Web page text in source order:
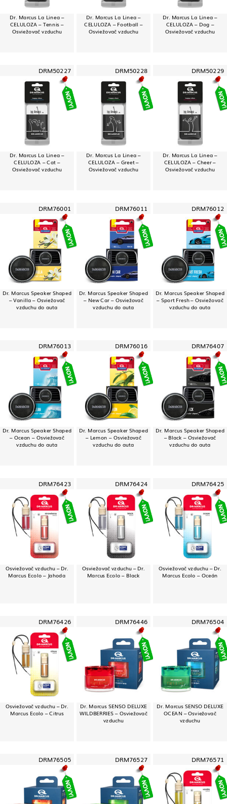
Dr. Marcus La Linea –
CELULOZA – Tennis –
Osviežovač vzduchu
Dr. Marcus La Linea –
CELULOZA – Football –
Osviežovač vzduchu
Dr. Marcus La Linea –
CELULOZA – Dog –
Osviežovač vzduchu
DRM50227
Dr. Marcus La Linea –
CELULOZA – Cat –
Osviežovač vzduchu
DRM50228
Dr. Marcus La Linea –
CELULOZA – Greet –
Osviežovač vzduchu
DRM50229
Dr. Marcus La Linea –
CELULOZA – Cheer –
Osviežovač vzduchu
DRM76001
Dr. Marcus Speaker Shaped
– Vanilla – Osviežovač
vzduchu do auta
DRM76011
Dr. Marcus Speaker Shaped
– New Car – Osviežovač
vzduchu do auta
DRM76012
Dr. Marcus Speaker Shaped
– Sport Fresh – Osviežovač
vzduchu do auta
DRM76013
Dr. Marcus Speaker Shaped
– Ocean – Osviežovač
vzduchu do auta
DRM76016
Dr. Marcus Speaker Shaped
– Lemon – Osviežovač
vzduchu do auta
DRM76407
Dr. Marcus Speaker Shaped
– Black – Osviežovač
vzduchu do auta
DRM76423
Osviežovač vzduchu – Dr.
Marcus Ecolo – Jahoda
DRM76424
Osviežovač vzduchu – Dr.
Marcus Ecolo – Black
DRM76425
Osviežovač vzduchu – Dr.
Marcus Ecolo – Oceán
DRM76426
Osviežovač vzduchu – Dr.
Marcus Ecolo – Citrus
DRM76446
Dr. Marcus SENSO DELUXE
WILDBERRIES – Osviežovač
vzduchu
DRM76504
Dr. Marcus SENSO DELUXE
OCEAN – Osviežovač
vzduchu
DRM76505 DRM76527 DRM76571